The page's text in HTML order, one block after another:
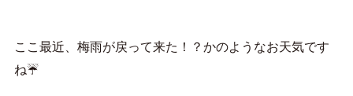
ここ最近、梅雨が戻って来た！？かのようなお天気です
ね☔